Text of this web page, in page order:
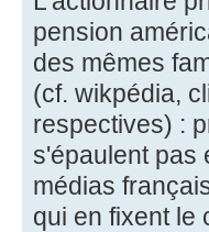
pension
des mêmes
(cf. wikpédia,
respectives) :
s'épaulent pas
médias
qui en fixent le